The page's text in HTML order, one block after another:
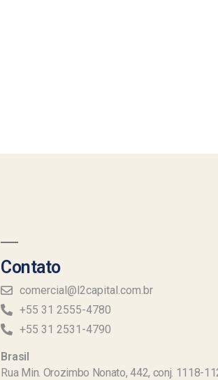
Contato
comercial@l2capital.com.br
+55 31 2555-4780
+55 31 2531-4790
Brasil
Rua Min. Orozimbo Nonato, 442, conj. 1118-